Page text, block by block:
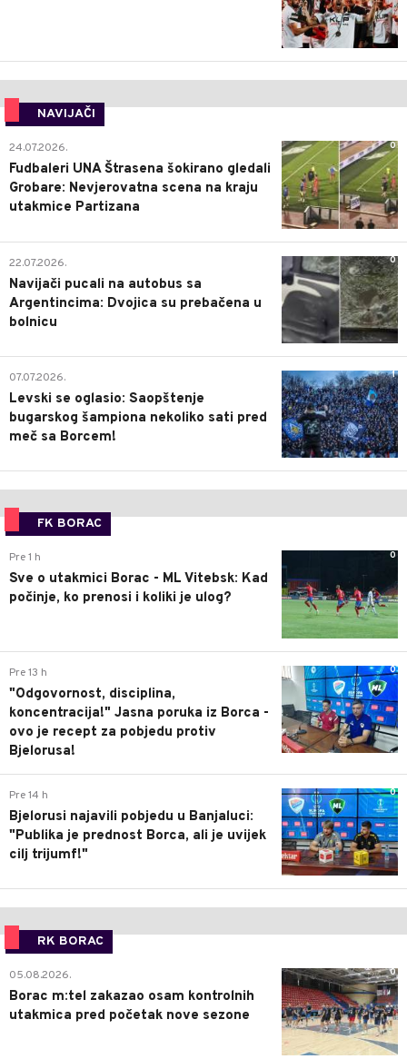
NAVIJAČI
0
24.07.2026.
Fudbaleri UNA Štrasena šokirano gledali
Grobare: Nevjerovatna scena na kraju
utakmice Partizana
0
22.07.2026.
Navijači pucali na autobus sa
Argentincima: Dvojica su prebačena u
bolnicu
1
07.07.2026.
Levski se oglasio: Saopštenje
bugarskog šampiona nekoliko sati pred
meč sa Borcem!
FK BORAC
0
Pre 1 h
Sve o utakmici Borac - ML Vitebsk: Kad
počinje, ko prenosi i koliki je ulog?
0
Pre 13 h
"Odgovornost, disciplina,
koncentracija!" Jasna poruka iz Borca -
ovo je recept za pobjedu protiv
Bjelorusa!
0
Pre 14 h
Bjelorusi najavili pobjedu u Banjaluci:
"Publika je prednost Borca, ali je uvijek
cilj trijumf!"
RK BORAC
0
05.08.2026.
Borac m:tel zakazao osam kontrolnih
utakmica pred početak nove sezone